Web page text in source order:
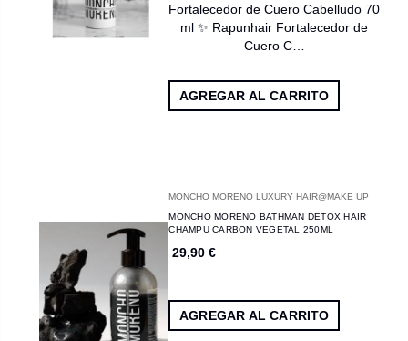
Fortalecedor de Cuero Cabelludo 70
ml ✨ Rapunhair Fortalecedor de
Cuero C…
AGREGAR AL CARRITO
MONCHO MORENO LUXURY HAIR@MAKE UP
MONCHO MORENO BATHMAN DETOX HAIR
CHAMPU CARBON VEGETAL 250ML
29,90 €
AGREGAR AL CARRITO